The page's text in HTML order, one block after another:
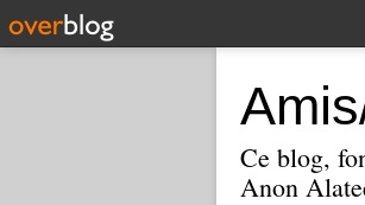
Ce blog,
Anon